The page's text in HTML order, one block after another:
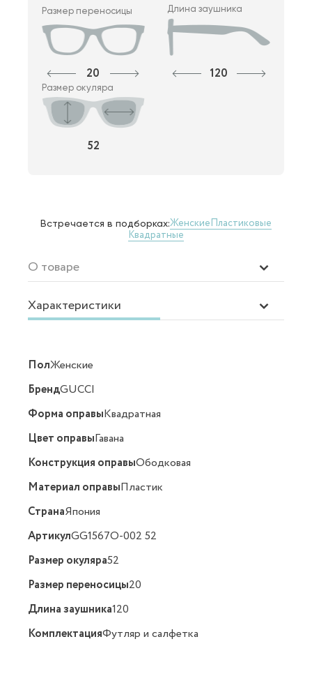
Размер переносицы
20
Длина заушника
120
Размер окуляра
52
Встречается в подборках:ЖенскиеПластиковые
Квадратные
О товаре
Характеристики
ПолЖенские
БрендGUCCI
Форма оправыКвадратная
Цвет оправыГавана
Конструкция оправыОбодковая
Материал оправыПластик
СтранаЯпония
АртикулGG1567O-002 52
Размер окуляра52
Размер переносицы20
Длина заушника120
КомплектацияФутляр и салфетка